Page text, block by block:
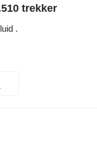
trekker
.